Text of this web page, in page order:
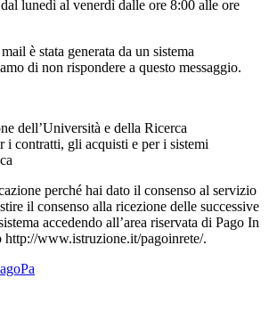
lunedì al venerdì dalle ore 8:00 alle ore
è stata generata da un sistema
di non rispondere a questo messaggio.
dell’Università e della Ricerca
i contratti, gli acquisti e per i sistemi
perché hai dato il consenso al servizio
il consenso alla ricezione delle successive
accedendo all’area riservata di Pago In
http://www.istruzione.it/pagoinrete/.